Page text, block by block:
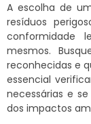
A escolha de
resíduos
conformidade
mesmos.
reconhecidas e
essencial
necessárias e
dos impactos